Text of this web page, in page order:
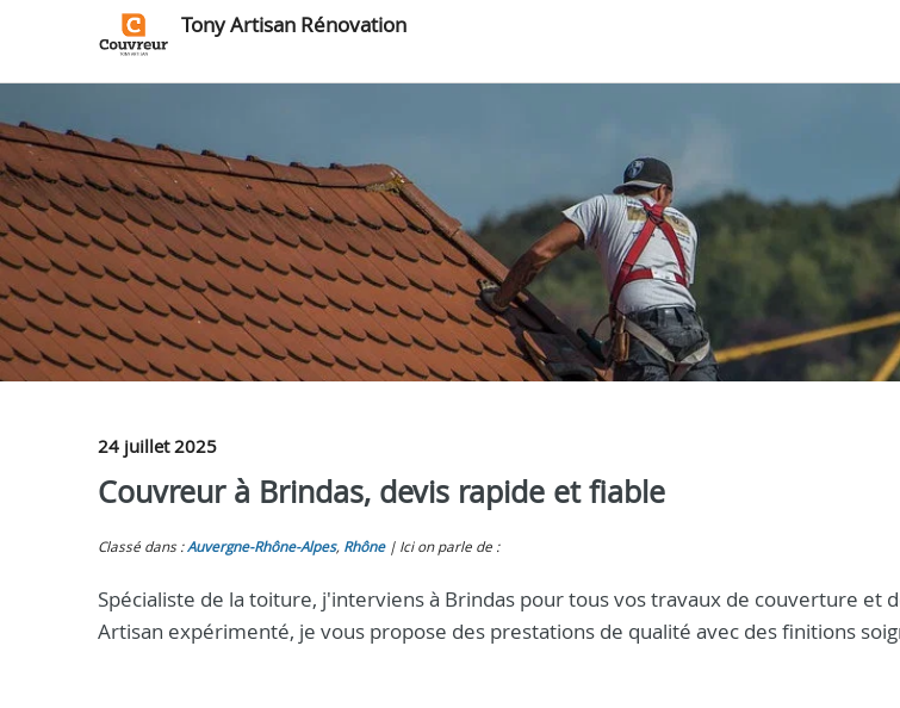
Tony Artisan Rénovation
24 juillet 2025
Couvreur à Brindas, devis rapide et fiable
Classé dans :Auvergne-Rhône-Alpes, Rhône Ici on parle de :
Spécialiste de la toiture, j'interviens à Brindas pour tous vos travaux de couverture et
Artisan expérimenté, je vous propose des prestations de qualité avec des finitions